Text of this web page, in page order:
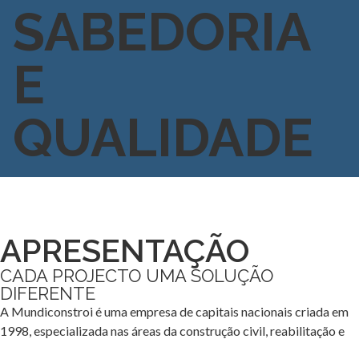
SABEDORIA
E
QUALIDADE
APRESENTAÇÃO
CADA PROJECTO UMA SOLUÇÃO
DIFERENTE
A Mundiconstroi é uma empresa de capitais nacionais criada em
1998, especializada nas áreas da construção civil, reabilitação e